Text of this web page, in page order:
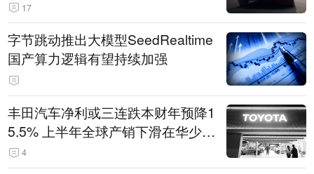
17
字节跳动推出大模型SeedRealtime
国产算力逻辑有望持续加强
丰田汽车净利或三连跌本财年预降1
5.5% 上半年全球产销下滑在华少卖
14.3万辆
4